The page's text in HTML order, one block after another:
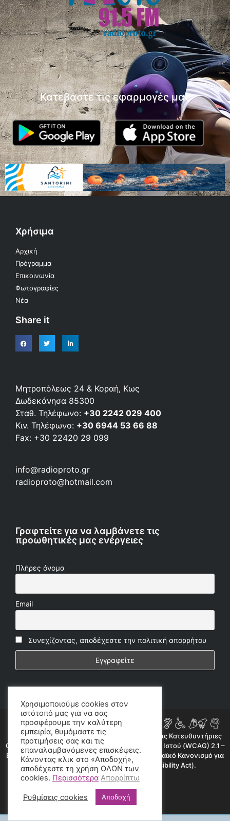
Κατεβάστε τις εφαρμογές μας
Χρήσιμα
Αρχική
Πρόγραμμα
Επικοινωνία
Φωτογραφίες
Νέα
Share it
Μητροπόλεως 24 & Κοραή, Κως
Δωδεκάνησα 85300
Σταθ. Τηλέφωνο: +30 2242 029 400
Κιν. Τηλέφωνο: +30 6944 53 66 88
Fax: +30 22420 29 099
info@radioproto.gr
radioproto@hotmail.com
Γραφτείτε για να λαμβάνετε τις
προωθητικές μας ενέργειες
Πλήρες όνομα
Email
Συνεχίζοντας, αποδέχεστε την πολιτική απορρήτου
Η ιστοσελίδα μας συμμορφώνεται εν μέρει με τις Κατευθυντήριες
Οδηγίες για την Προσβασιμότητα Περιεχομένου Ιστού (WCAG) 2.1 –
Επίπεδο AA, όπως προβλέπεται από τον Ευρωπαϊκό Κανονισμό για
την Προσβασιμότητα (European Accessibility Act).
Χρησιμοποιούμε cookies στον
ιστότοπό μας για να σας
προσφέρουμε την καλύτερη
εμπειρία, θυμόμαστε τις
προτιμήσεις σας και τις
επαναλαμβανόμενες επισκέψεις.
Κάνοντας κλικ στο «Αποδοχή»,
αποδέχεστε τη χρήση ΟΛΩΝ των
cookies. Περισσότερα Απορρίπτω
Ρυθμίσεις cookies Αποδοχή
©2020 radioproto.gr